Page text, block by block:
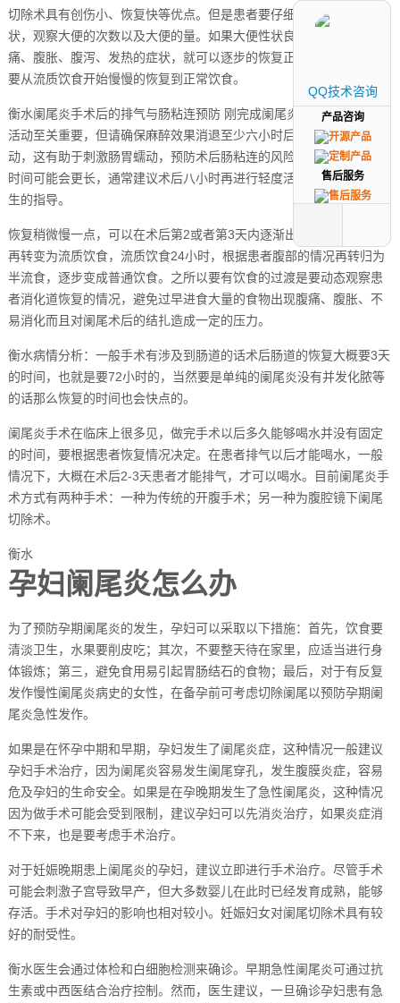
切除术具有创伤小、恢复快等优点。但是患者要仔细观察大便的性
状，观察大便的次数以及大便的量。如果大便性状良好，也没有腹
痛、腹胀、腹泻、发热的症状，就可以逐步的恢复正常饮食，但是也
要从流质饮食开始慢慢的恢复到正常饮食。
衡水阑尾炎手术后的排气与肠粘连预防 刚完成阑尾炎手术后，适当的
活动至关重要，但请确保麻醉效果消退至少六小时后再尝试起床走
动，这有助于刺激肠胃蠕动，预防术后肠粘连的风险。全身麻醉影响
时间可能会更长，通常建议术后八小时再进行轻度活动，但这需要医
生的指导。
恢复稍微慢一点，可以在术后第2或者第3天内逐渐出现排气、排便，
再转变为流质饮食，流质饮食24小时，根据患者腹部的情况再转归为
半流食，逐步变成普通饮食。之所以要有饮食的过渡是要动态观察患
者消化道恢复的情况，避免过早进食大量的食物出现腹痛、腹胀、不
易消化而且对阑尾术后的结扎造成一定的压力。
衡水病情分析：一般手术有涉及到肠道的话术后肠道的恢复大概要3天
的时间，也就是要72小时的，当然要是单纯的阑尾炎没有并发化脓等
的话那么恢复的时间也会快点的。
阑尾炎手术在临床上很多见，做完手术以后多久能够喝水并没有固定
的时间，要根据患者恢复情况决定。在患者排气以后才能喝水，一般
情况下，大概在术后2-3天患者才能排气，才可以喝水。目前阑尾炎手
术方式有两种手术：一种为传统的开腹手术；另一种为腹腔镜下阑尾
切除术。
衡水
孕妇阑尾炎怎么办
为了预防孕期阑尾炎的发生，孕妇可以采取以下措施：首先，饮食要
清淡卫生，水果要削皮吃；其次，不要整天待在家里，应适当进行身
体锻炼；第三，避免食用易引起胃肠结石的食物；最后，对于有反复
发作慢性阑尾炎病史的女性，在备孕前可考虑切除阑尾以预防孕期阑
尾炎急性发作。
如果是在怀孕中期和早期，孕妇发生了阑尾炎症，这种情况一般建议
孕妇手术治疗，因为阑尾炎容易发生阑尾穿孔，发生腹膜炎症，容易
危及孕妇的生命安全。如果是在孕晚期发生了急性阑尾炎，这种情况
因为做手术可能会受到限制，建议孕妇可以先消炎治疗，如果炎症消
不下来，也是要考虑手术治疗。
对于妊娠晚期患上阑尾炎的孕妇，建议立即进行手术治疗。尽管手术
可能会刺激子宫导致早产，但大多数婴儿在此时已经发育成熟，能够
存活。手术对孕妇的影响也相对较小。妊娠妇女对阑尾切除术具有较
好的耐受性。
衡水医生会通过体检和白细胞检测来确诊。早期急性阑尾炎可通过抗
生素或中西医结合治疗控制。然而，医生建议，一旦确诊孕妇患有急
QQ技术咨询
产品咨询
售后服务
QQ技术咨询
产品咨询
售后服务